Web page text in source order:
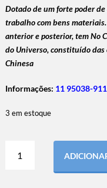
Dotado de um forte poder
trabalho com bens materiais.
anterior e posterior, temNo
do Universo, constituído das
Chinesa
Informações: 11 95038-
3 em estoque